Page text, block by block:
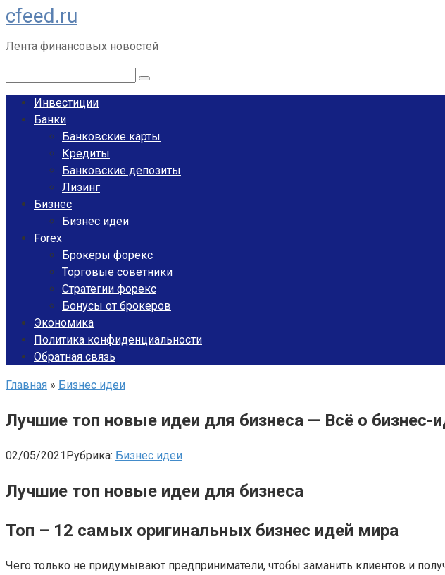
Перейти
к
контенту
cfeed.ru
Лента финансовых новостей
Инвестиции
Банки
Банковские карты
Кредиты
Банковские депозиты
Лизинг
Бизнес
Бизнес идеи
Forex
Брокеры форекс
Торговые советники
Стратегии форекс
Бонусы от брокеров
Экономика
Политика конфиденциальности
Обратная связь
Главная » Бизнес идеи
Лучшие топ новые идеи для бизнеса — Всё о бизнес-
02/05/2021Рубрика: Бизнес идеи
Лучшие топ новые идеи для бизнеса
Топ – 12 самых оригинальных бизнес идей мира
Чего только не придумывают предприниматели, чтобы заманить клиентов и